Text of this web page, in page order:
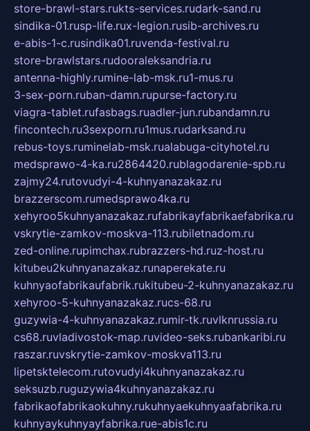
store-brawl-stars.rukts-services.rudark-sand.ru
sindika-01.rusp-life.rux-legion.rusib-archives.ru
e-abis-1-c.rusindika01.ruvenda-festival.ru
store-brawlstars.rudooraleksandria.ru
antenna-highly.rumine-lab-msk.ru1-mus.ru
3-sex-porn.ruban-damn.rupurse-factory.ru
viagra-tablet.rufasbags.ruadler-jun.rubandamn.ru
fincontech.ru3sexporn.ru1mus.rudarksand.ru
rebus-toys.ruminelab-msk.rualabuga-cityhotel.ru
medsprawo-4-ka.ru2864420.rublagodarenie-spb.ru
zajmy24.rutovudyi-4-kuhnyanazakaz.ru
brazzerscom.rumedsprawo4ka.ru
xehyroo5kuhnyanazakaz.rufabrikayfabrikaefabrika.ru
vskrytie-zamkov-moskva-113.rubiletnadom.ru
zed-online.rupimchax.rubrazzers-hd.ruz-host.ru
kitubeu2kuhnyanazakaz.runaperekate.ru
kuhnyaofabrikaufabrik.rukitubeu-2-kuhnyanazakaz.ru
xehyroo-5-kuhnyanazakaz.rucs-68.ru
guzywia-4-kuhnyanazakaz.rumir-tk.ruvlknrussia.ru
cs68.ruvladivostok-map.ruvideo-seks.rubankaribi.ru
raszar.ruvskrytie-zamkov-moskva113.ru
lipetsktelecom.rutovudyi4kuhnyanazakaz.ru
seksuzb.ruguzywia4kuhnyanazakaz.ru
fabrikaofabrikaokuhny.rukuhnyaekuhnyaafabrika.ru
kuhnyaykuhnyayfabrika.rue-abis1c.ru